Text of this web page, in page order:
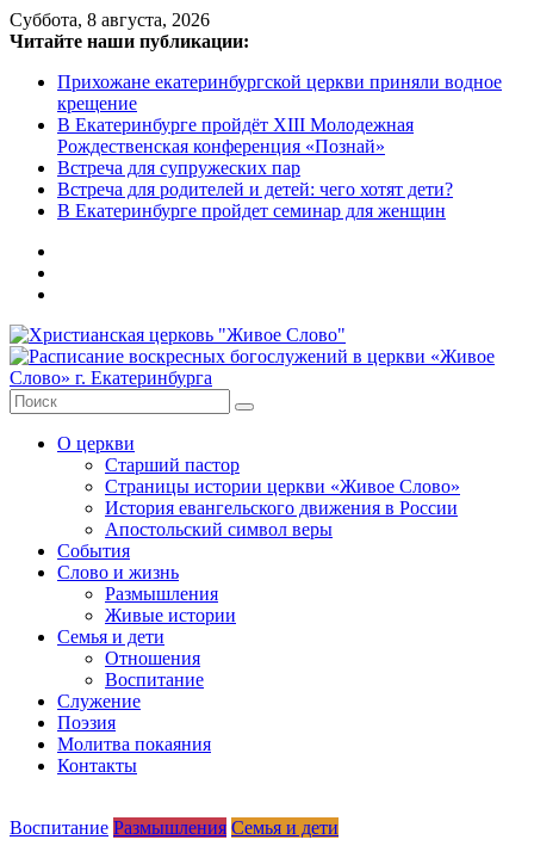
Skip
to
Суббота, 8 августа, 2026
Читайте наши публикации:
Прихожане екатеринбургской церкви приняли водное
крещение
В Екатеринбурге пройдёт XIII Молодежная
Рождественская конференция «Познай»
Встреча для супружеских пар
Встреча для родителей и детей: чего хотят дети?
В Екатеринбурге пройдет семинар для женщин
Христианская
церковь
"Живое
Слово"
религиозная
организация
Библейская
веры
евангельской
Слово"
Екатеринбурга
О церкви
Старший пастор
Страницы истории церкви «Живое Слово»
История евангельского движения в России
Апостольский символ веры
События
Слово и жизнь
Размышления
Живые истории
Семья и дети
Отношения
Воспитание
Служение
Поэзия
Молитва покаяния
Контакты
Воспитание Размышления Семья и дети